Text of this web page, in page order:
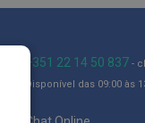
+351 22 14 50 837 -
Disponível das 09:00 às